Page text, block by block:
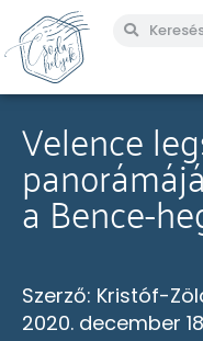
Velence
a Bence-
Szerző: Kristóf-
2020. december